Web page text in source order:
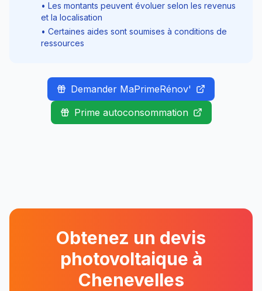
• Les montants peuvent évoluer selon les revenus
et la localisation
• Certaines aides sont soumises à conditions de
ressources
Demander MaPrimeRénov'
Prime autoconsommation
Obtenez un devis
photovoltaique à
Chenevelles